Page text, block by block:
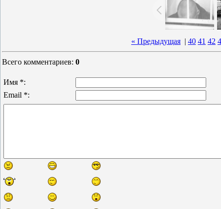
« Предыдущая | 40 41 42
Всего комментариев: 0
Имя *:
Email *: